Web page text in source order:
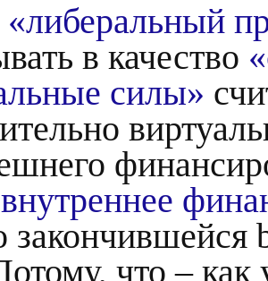
«либеральный
в качество
силы»
закончившейся
что –